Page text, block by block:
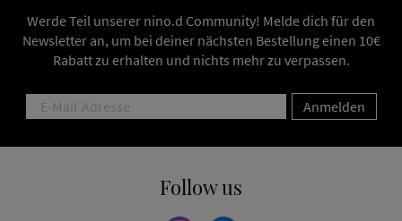
Werde Teil unserer nino.d Community! Melde dich für den
Newsletter an, um bei deiner nächsten Bestellung einen 10€
Rabatt zu erhalten und nichts mehr zu verpassen.
Anmelden
Follow us